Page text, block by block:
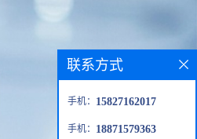
联系方式
手机： 15827162017
手机： 18871579363